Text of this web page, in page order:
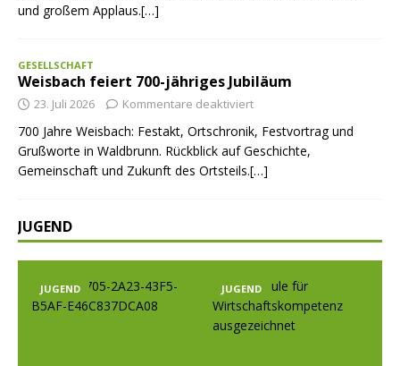
und großem Applaus.[…]
GESELLSCHAFT
Weisbach feiert 700-jähriges Jubiläum
23. Juli 2026 Kommentare deaktiviert
700 Jahre Weisbach: Festakt, Ortschronik, Festvortrag und
Grußworte in Waldbrunn. Rückblick auf Geschichte,
Gemeinschaft und Zukunft des Ortsteils.[…]
JUGEND
JUGEND JUGEND